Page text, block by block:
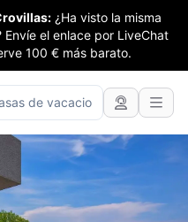
¿Ha visto la misma
el enlace por LiveChat
100 € más barato.